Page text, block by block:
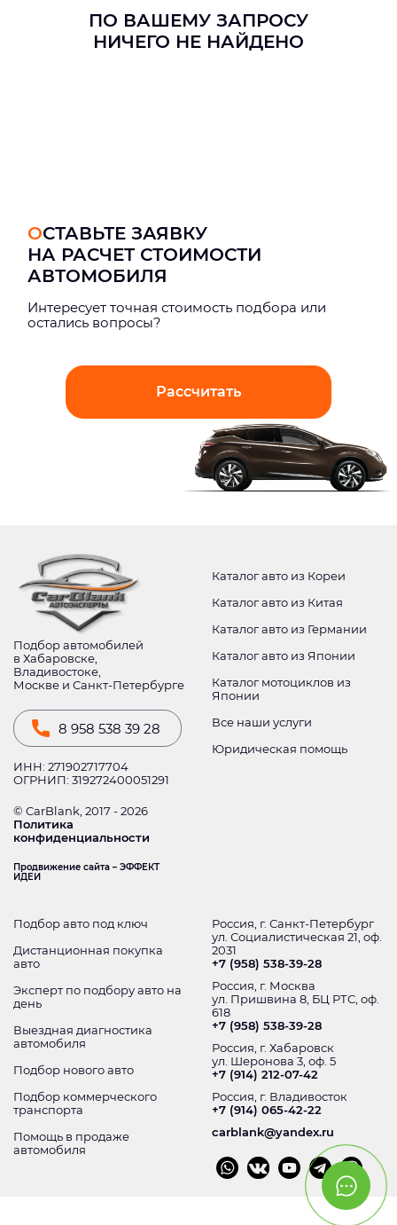
ПО ВАШЕМУ ЗАПРОСУ
НИЧЕГО НЕ НАЙДЕНО
ОСТАВЬТЕ ЗАЯВКУ
НА РАСЧЕТ СТОИМОСТИ
АВТОМОБИЛЯ
Интерeсует точная стоимость подбора или
остались вопросы?
Рассчитать
Подбор автомобилей
в Хабаровске,
Владивостоке,
Москве и Санкт-Петербурге
8 958 538 39 28
ИНН: 271902717704
ОГРНИП: 319272400051291
© CarBlank, 2017 - 2026
Политика
конфиденциальности
Продвижение сайта – ЭФФЕКТ
ИДЕИ
Каталог авто из Кореи
Каталог авто из Китая
Каталог авто из Германии
Каталог авто из Японии
Каталог мотоциклов из
Японии
Все наши услуги
Юридическая помощь
Подбор авто под ключ
Дистанционная покупка
авто
Эксперт по подбору авто на
день
Выездная диагностика
автомобиля
Подбор нового авто
Подбор коммерческого
транспорта
Помощь в продаже
автомобиля
Россия, г. Санкт-Петербург
ул. Социалистическая 21, оф.
2031
+7 (958) 538-39-28
Россия, г. Москва
ул. Пришвина 8, БЦ РТС, оф.
618
+7 (958) 538-39-28
Россия, г. Хабаровск
ул. Шеронова 3, оф. 5
+7 (914) 212-07-42
Россия, г. Владивосток
+7 (914) 065-42-22
carblank@yandex.ru